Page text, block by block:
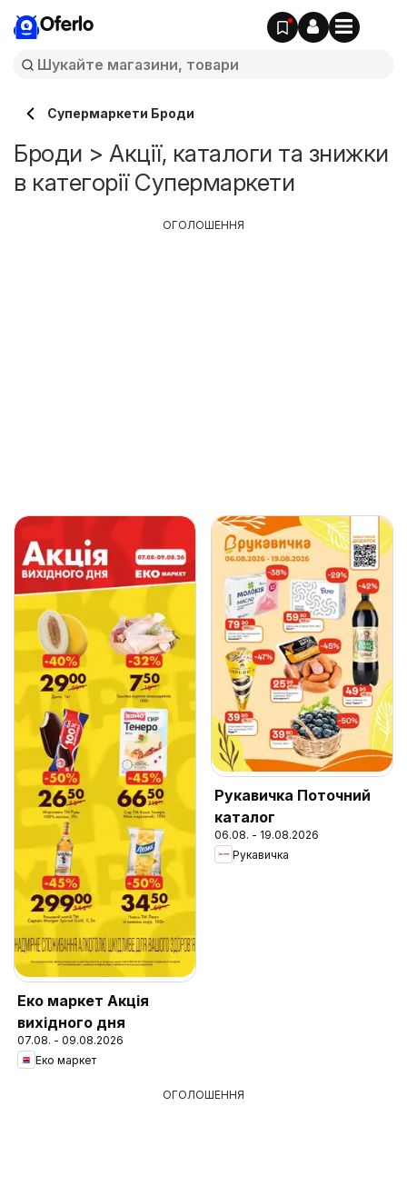
Oferlo
Супермаркети Броди
Броди > Акції, каталоги та знижки
в категорії Супермаркети
Еко маркет Акція
вихідного дня
07.08. - 09.08.2026
Еко маркет
Рукавичка Поточний
каталог
06.08. - 19.08.2026
Рукавичка
ОГОЛОШЕННЯ
ОГОЛОШЕННЯ